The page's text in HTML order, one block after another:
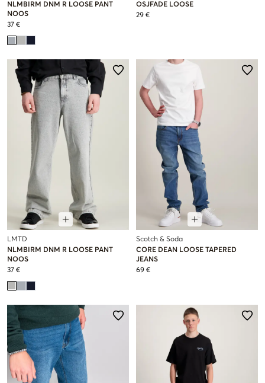
NLMBIRM DNM R LOOSE PANT
NOOS
37 €
OSJFADE LOOSE
29 €
LMTD
NLMBIRM DNM R LOOSE PANT
NOOS
37 €
Scotch & Soda
CORE DEAN LOOSE TAPERED
JEANS
69 €